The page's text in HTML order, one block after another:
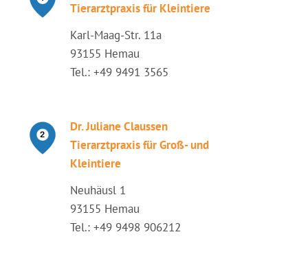
Tierarztpraxis für Kleintiere
Karl-Maag-Str. 11a
93155 Hemau
Tel.: +49 9491 3565
Dr. Juliane Claussen
Tierarztpraxis für Groß- und
Kleintiere
Neuhäusl 1
93155 Hemau
Tel.: +49 9498 906212